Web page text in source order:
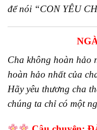
để nói “CON YÊU
Cha không hoàn hảo
hoàn hảo nhất của
Hãy yêu thương cha
chúng ta chỉ có một